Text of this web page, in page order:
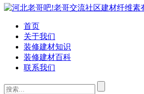
首页
关于我们
装修建材知识
装修建材百科
联系我们